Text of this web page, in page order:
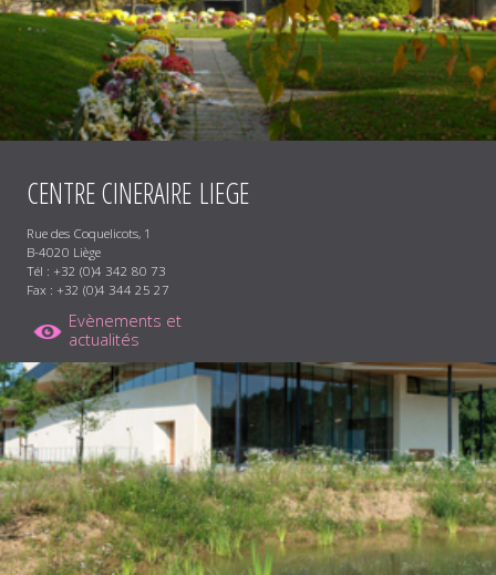
CENTRECINERAIRELIEGE
Rue des Coquelicots, 1
B-4020 Liège
Tél : +32 (0)4 342 80 73
Fax : +32 (0)4 344 25 27
Evènements et
actualités